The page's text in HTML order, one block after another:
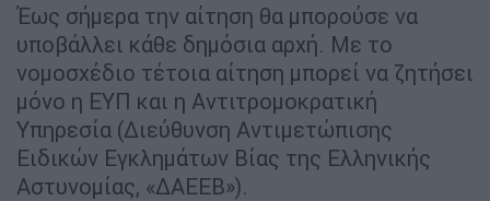
Έως σήμερα την αίτηση θα μπορούσε να
υποβάλλει κάθε δημόσια αρχή. Με το
νομοσχέδιο τέτοια αίτηση μπορεί να ζητήσει
μόνο η ΕΥΠ και η Αντιτρομοκρατική
Υπηρεσία (Διεύθυνση Αντιμετώπισης
Ειδικών Εγκλημάτων Βίας της Ελληνικής
Αστυνομίας, «ΔΑΕΕΒ»).